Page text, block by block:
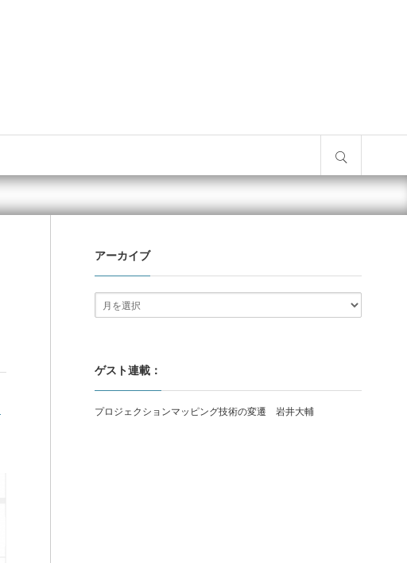
アーカイブ
ゲスト連載：
プロジェクションマッピング技術の変遷 岩井大輔